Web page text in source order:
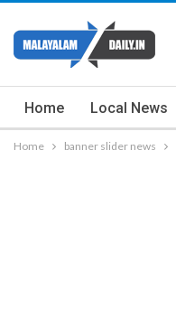
Home Local News
Home banner slider news